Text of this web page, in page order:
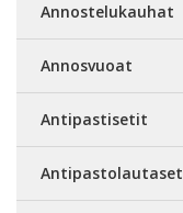
Annostelukauhat
Annosvuoat
Antipastisetit
Antipastolautaset